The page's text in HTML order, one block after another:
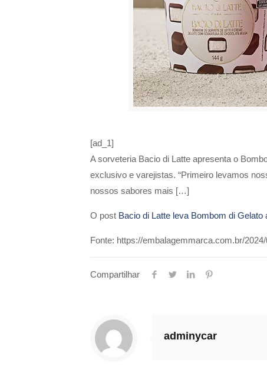
[ad_1]
A sorveteria Bacio di Latte apresenta o
exclusivo e varejistas. “Primeiro levamos
nossos sabores mais […]
O post Bacio di Latte leva Bombom di Gelato
Fonte: https://embalagemmarca.com.br/
Compartilhar
adminycar